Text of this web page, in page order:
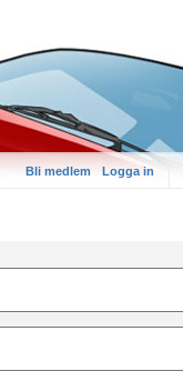
Bli medlem Logga in